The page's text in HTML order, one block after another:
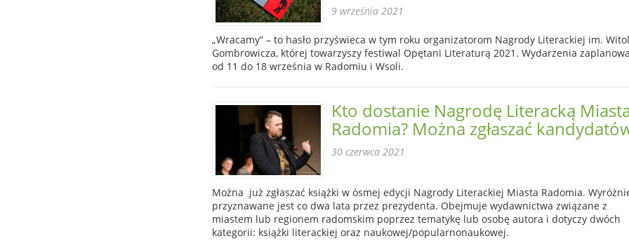
9 września 2021
„Wracamy” – to hasło przyświeca w tym roku organizatorom Nagrody Literackiej im.
Gombrowicza, której towarzyszy festiwal Opętani Literaturą 2021. Wydarzenia
od 11 do 18 września w Radomiu i Wsoli.
Kto dostanie Nagrodę Literacką
Radomia? Można zgłaszać
30 czerwca 2021
Można już zgłaszać książki w ósmej edycji Nagrody Literackiej Miasta Radomia.
przyznawane jest co dwa lata przez prezydenta. Obejmuje wydawnictwa związane z
miastem lub regionem radomskim poprzez tematykę lub osobę autora i dotyczy dwóch
kategorii: książki literackiej oraz naukowej/popularnonaukowej.